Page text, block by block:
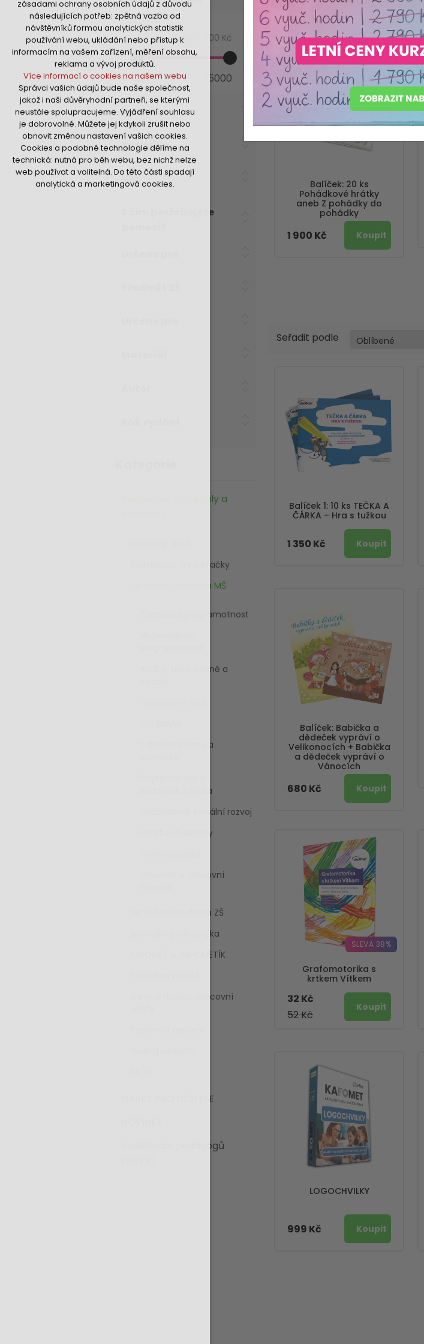
nutná pro provozování webu
udržení kontextu stránek (session):
případná přihlášení, volby jazyka, apod.
Volitelná cookies
analytická pro anonymizované
vyhodnocení návštěvnosti
marketingová cookies (Google,Hotjar,Sklik)
Více informací o cookies na našem webu
Přijmout všechny cookies
Odmítnout vše
zásadami ochrany osobních údajů z důvodu
následujících potřeb: zpětná vazba od
návštěvníků formou analytických statistik
používání webu, ukládání nebo přístup k
informacím na vašem zařízení, měření obsahu,
reklama a vývoj produktů.
Více informací o cookies na našem webu
Správci vašich údajů bude naše společnost,
jakož i naši důvěryhodní partneři, se kterými
neustále spolupracujeme. Vyjádření souhlasu
je dobrovolné. Můžete jej kdykoli zrušit nebo
obnovit změnou nastavení vašich cookies.
Cookies a podobné technologie dělíme na
technická: nutná pro běh webu, bez nichž nelze
web používat a volitelná. Do této části spadají
analytická a marketingová cookies.
Min: 32 Kč
Max:
15 000 Kč
32 15000
Formát
Rozvíjí se
Věk
S čím potřebujete
Metodické materiály a
Vzdělávací hry a hračky
Metodická podpora MŠ
Čtenářská pregramotnost
Hudba, zpěv, básně a
Didaktické karty a
badatelská výuka
Osobnostně sociální rozvoj
Pohybové aktivity
Výtvarné a pracovní
Metodická podpora ZŠ
Speciální pedagogika
KAFOMET & KAFOMETÍK
Knihy, e-booky, pracovní
DÁRKY PRO UČITELE
Vzdělávání pedagogů
Nejprodávanější
Balíček: 20 ks
Pohádkové hrátky
aneb Z pohádky do
pohádky
1 900 Kč
Seřadit podle
Balíček 1: 10 ks TEČKA A
ČÁRKA – Hra s tužkou
1 350 Kč
Balíček: Babička a
dědeček vypráví o
Velikonocích + Babička
a dědeček vypráví o
Vánocích
680 Kč
SLEVA 38%
Grafomotorika s
krtkem Vítkem
52 Kč
32 Kč
LOGOCHVILKY
999 Kč